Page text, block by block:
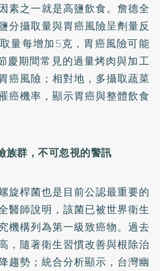
素之一就是高鹽飲食。詹德全
分攝取量與胃癌風險呈劑量反
量每增加5克，胃癌風險可能
慶期間常見的過量烤肉與加工
癌風險；相對地，多攝取蔬菜
癌機率，顯示胃癌與整體飲食
族群，不可忽視的警訊
旋桿菌也是目前公認最重要的
醫師說明，該菌已被世界衛生
機構列為第一級致癌物。過去
，隨著衛生習慣改善與根除治
趨勢；統合分析顯示，台灣幽